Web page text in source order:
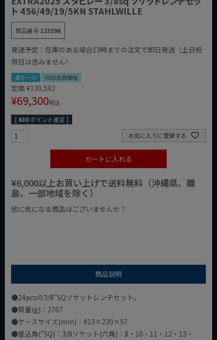
ト 456/49/19/5KN STAHLWILLE
商品番号 123396
発送予定：在庫のある場合13時までの注文で即日発送（土日祝
祭日は含みません）
夏セール WEB会員価格
定価 ¥130,592
¥69,300税込
[ 630ポイント進呈 ]
お気に入りに登録する
カートに入れる
¥6,000以上お買い上げで送料無料（沖縄県、離
島、一部地域を除く）
他に気になる商品はございませんか？
商品説明
●24pcsの3/8”SQソケットレンチセット。
●質量(g)：2707
●ケースサイズ(mm)：413×230×57
●差込角(”SQ)：3/8ソケット(六角)：8・10・11・12・13・